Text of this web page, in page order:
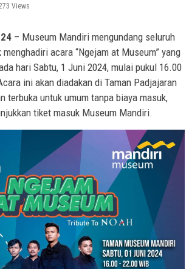
Views
– Museum Mandiri mengundang seluruh
acara “Ngejam at Museum” yang
hari Sabtu, 1 Juni 2024, mulai pukul 16.00
ini akan diadakan di Taman Padjajaran
terbuka untuk umum tanpa biaya masuk,
tiket masuk Museum Mandiri.